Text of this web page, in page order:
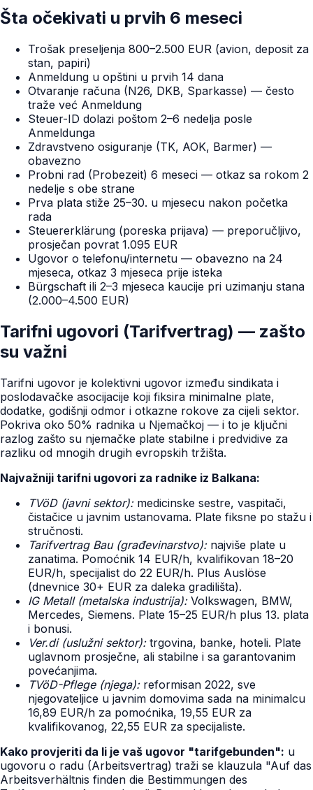
Šta očekivati u prvih 6 meseci
Trošak preseljenja 800–2.500 EUR (avion, deposit za
stan, papiri)
Anmeldung u opštini u prvih 14 dana
Otvaranje računa (N26, DKB, Sparkasse) — često
traže već Anmeldung
Steuer-ID dolazi poštom 2–6 nedelja posle
Anmeldunga
Zdravstveno osiguranje (TK, AOK, Barmer) —
obavezno
Probni rad (Probezeit) 6 meseci — otkaz sa rokom 2
nedelje s obe strane
Prva plata stiže 25–30. u mjesecu nakon početka
rada
Steuererklärung (poreska prijava) — preporučljivo,
prosječan povrat 1.095 EUR
Ugovor o telefonu/internetu — obavezno na 24
mjeseca, otkaz 3 mjeseca prije isteka
Bürgschaft ili 2–3 mjeseca kaucije pri uzimanju stana
(2.000–4.500 EUR)
Tarifni ugovori (Tarifvertrag) — zašto
su važni
Tarifni ugovor je kolektivni ugovor između sindikata i
poslodavačke asocijacije koji fiksira minimalne plate,
dodatke, godišnji odmor i otkazne rokove za cijeli sektor.
Pokriva oko 50% radnika u Njemačkoj — i to je ključni
razlog zašto su njemačke plate stabilne i predvidive za
razliku od mnogih drugih evropskih tržišta.
Najvažniji tarifni ugovori za radnike iz Balkana:
TVöD (javni sektor):medicinske sestre, vaspitači,
čistačice u javnim ustanovama. Plate fiksne po stažu i
stručnosti.
Tarifvertrag Bau (građevinarstvo):najviše plate u
zanatima. Pomoćnik 14 EUR/h, kvalifikovan 18–20
EUR/h, specijalist do 22 EUR/h. Plus Auslöse
(dnevnice 30+ EUR za daleka gradilišta).
IG Metall (metalska industrija):Volkswagen, BMW,
Mercedes, Siemens. Plate 15–25 EUR/h plus 13. plata
i bonusi.
Ver.di (uslužni sektor):trgovina, banke, hoteli. Plate
uglavnom prosječne, ali stabilne i sa garantovanim
povećanjima.
TVöD-Pflege (njega):reformisan 2022, sve
njegovateljice u javnim domovima sada na minimalcu
16,89 EUR/h za pomoćnika, 19,55 EUR za
kvalifikovanog, 22,55 EUR za specijaliste.
Kako provjeriti da li je vaš ugovor "tarifgebunden": u
ugovoru o radu (Arbeitsvertrag) traži se klauzula "Auf das
Arbeitsverhältnis finden die Bestimmungen des